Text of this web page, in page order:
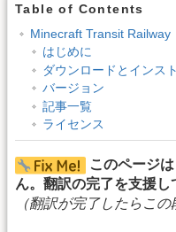
Table of Contents
Minecraft Transit Railway
はじめに
ダウンロードとインス
バージョン
記事一覧
ライセンス
このページ
ん。翻訳の完了を支援し
（翻訳が完了したらこ